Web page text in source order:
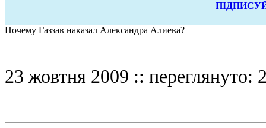
Почему Газзав наказал Александра Алиева?
23 жовтня 2009 :: переглянуто: